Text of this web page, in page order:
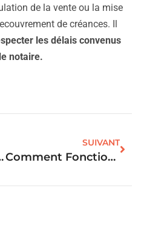
de la vente ou la mise
de créances. Il
les délais convenus
notaire.
Devez Savoir !
SUIVANT
Comment Fonctionne Le Dépôt De Garantie Achat Immobilier ?